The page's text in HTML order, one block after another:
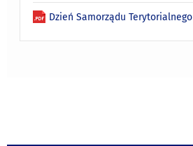
Dzień Samorządu Terytorialnego